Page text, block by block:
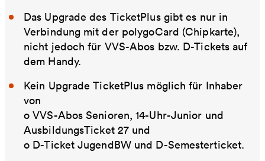
Das Upgrade des TicketPlus gibt es nur in
Verbindung mit der polygoCard (Chipkarte),
nicht jedoch für VVS-Abos bzw. D-Tickets auf
dem Handy.
Kein Upgrade TicketPlus möglich für Inhaber
von
o VVS-Abos Senioren, 14-Uhr-Junior und
AusbildungsTicket 27 und
o D-Ticket JugendBW und D-Semesterticket.